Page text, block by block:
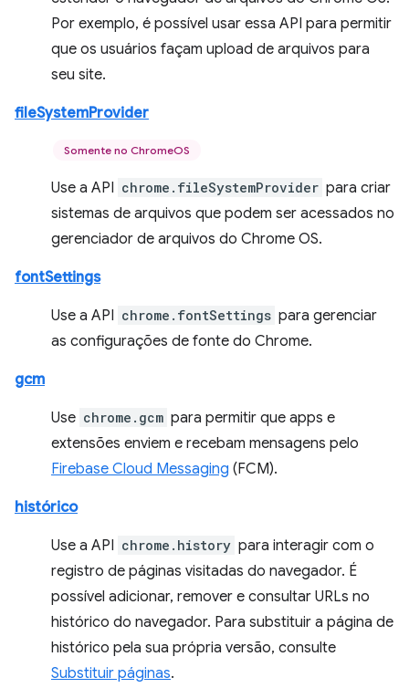
Por exemplo, é possível usar essa API para permitir
que os usuários façam upload de arquivos para
seu site.
fileSystemProvider
Somente no ChromeOS
Use a API chrome.fileSystemProvider para criar
sistemas de arquivos que podem ser acessados no
gerenciador de arquivos do Chrome OS.
fontSettings
Use a API chrome.fontSettings para gerenciar
as configurações de fonte do Chrome.
gcm
Use chrome.gcm para permitir que apps e
extensões enviem e recebam mensagens pelo
Firebase Cloud Messaging (FCM).
histórico
Use a API chrome.history para interagir com o
registro de páginas visitadas do navegador. É
possível adicionar, remover e consultar URLs no
histórico do navegador. Para substituir a página de
histórico pela sua própria versão, consulte
Substituir páginas.